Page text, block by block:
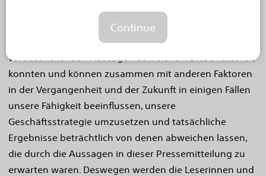
Continue
Unsicherheiten eintreten, können die tatsächlichen
Ergebnisse beträchtlich von den Erwartungen und den
ausdrücklichen oder impliziten Projektionen unserer
vorausblickenden Aussagen abweichen. Diese Faktoren
konnten und können zusammen mit anderen Faktoren
in der Vergangenheit und der Zukunft in einigen Fällen
unsere Fähigkeit beeinflussen, unsere
Geschäftsstrategie umzusetzen und tatsächliche
Ergebnisse beträchtlich von denen abweichen lassen,
die durch die Aussagen in dieser Pressemitteilung zu
erwarten waren. Deswegen werden die Leserinnen und